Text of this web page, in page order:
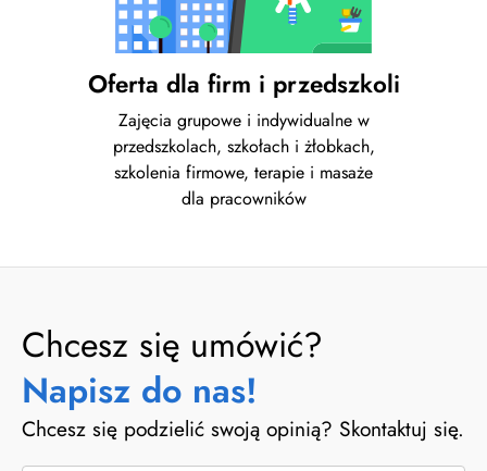
Oferta dla firm i przedszkoli
Zajęcia grupowe i indywidualne w
przedszkolach, szkołach i żłobkach,
szkolenia firmowe, terapie i masaże
dla pracowników
Chcesz się umówić?
Napisz do nas!
Chcesz się podzielić swoją opinią? Skontaktuj się.